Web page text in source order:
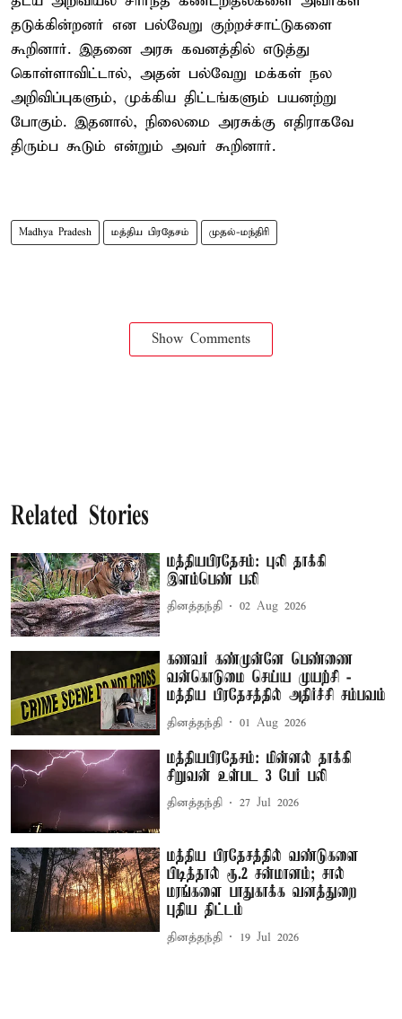
தடுக்கின்றனர் என பல்வேறு குற்றச்சாட்டுகளை
கூறினார். இதனை அரசு கவனத்தில் எடுத்து
கொள்ளாவிட்டால், அதன் பல்வேறு மக்கள் நல
அறிவிப்புகளும், முக்கிய திட்டங்களும் பயனற்று
போகும். இதனால், நிலைமை அரசுக்கு எதிராகவே
திரும்ப கூடும் என்றும் அவர் கூறினார்.
Madhya Pradesh மத்திய பிரதேசம் முதல்-மந்திரி
Show Comments
Related Stories
மத்தியபிரதேசம்: புலி தாக்கி
இளம்பெண் பலி
தினத்தந்தி 02 Aug 2026
கணவர் கண்முன்னே பெண்ணை
வன்கொடுமை செய்ய முயற்சி -
மத்திய பிரதேசத்தில் அதிர்ச்சி சம்பவம்
தினத்தந்தி 01 Aug 2026
மத்தியபிரதேசம்: மின்னல் தாக்கி
சிறுவன் உள்பட 3 பேர் பலி
தினத்தந்தி 27 Jul 2026
மத்திய பிரதேசத்தில் வண்டுகளை
பிடித்தால் ரூ.2 சன்மானம்; சால்
மரங்களை பாதுகாக்க வனத்துறை
புதிய திட்டம்
தினத்தந்தி 19 Jul 2026